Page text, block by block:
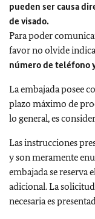
pueden ser causa
de visado.
Para poder
favor no olvide
número de teléfono
La embajada posee
plazo máximo de
lo general, es
Las instrucciones
y son meramente
embajada se reserva
adicional. La
necesaria es